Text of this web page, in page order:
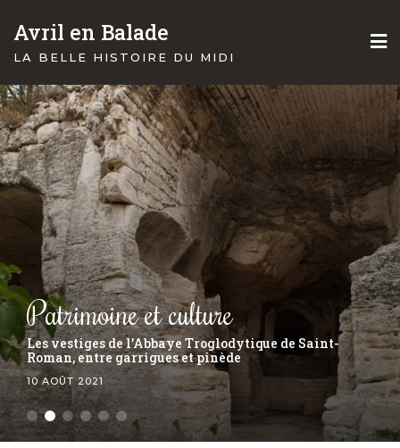
content
Avril en Balade
LA BELLE HISTOIRE DU MIDI
Le midi
Petit tour dans la capital artisanale de la céramique,
Saint-Quentin-La-Poetrie
30 JUILLET 2021